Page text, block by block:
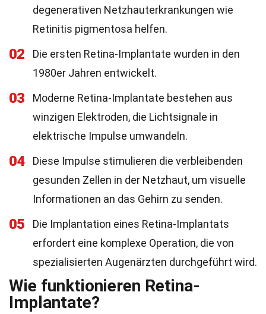
degenerativen Netzhauterkrankungen wie
Retinitis pigmentosa helfen.
02
Die ersten Retina-Implantate wurden in den
1980er Jahren entwickelt.
03
Moderne Retina-Implantate bestehen aus
winzigen Elektroden, die Lichtsignale in
elektrische Impulse umwandeln.
04
Diese Impulse stimulieren die verbleibenden
gesunden Zellen in der Netzhaut, um visuelle
Informationen an das Gehirn zu senden.
05
Die Implantation eines Retina-Implantats
erfordert eine komplexe Operation, die von
spezialisierten Augenärzten durchgeführt wird.
Wie funktionieren Retina-
Implantate?